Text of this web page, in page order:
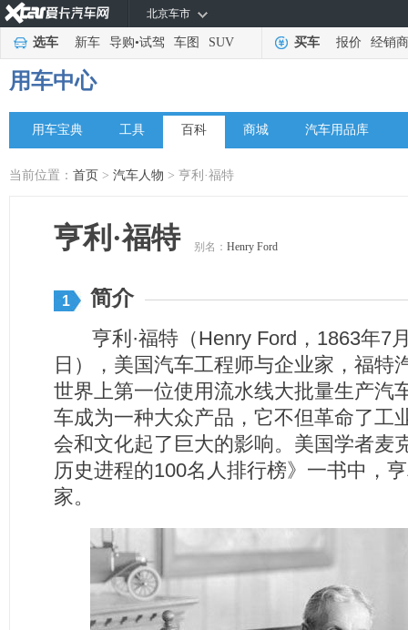
北京车市
选车 新车 导购•试驾 车图 SUV 买车 报价 经销商
用车中心
用车宝典 工具 百科 商城 汽车用品库
当前位置： 首页 > 汽车人物 > 亨利·福特
亨利·福特 别名： Henry Ford
1 简介
亨利·福特（Henry Ford，1863年7
日），美国汽车工程师与企业家，福特
世界上第一位使用流水线大批量生产汽
车成为一种大众产品，它不但革命了工
会和文化起了巨大的影响。美国学者麦
历史进程的100名人排行榜》一书中，
家。